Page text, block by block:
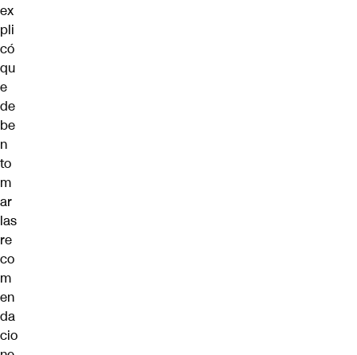
ex
pli
có
qu
e
de
be
n
to
m
ar
las
re
co
m
en
da
cio